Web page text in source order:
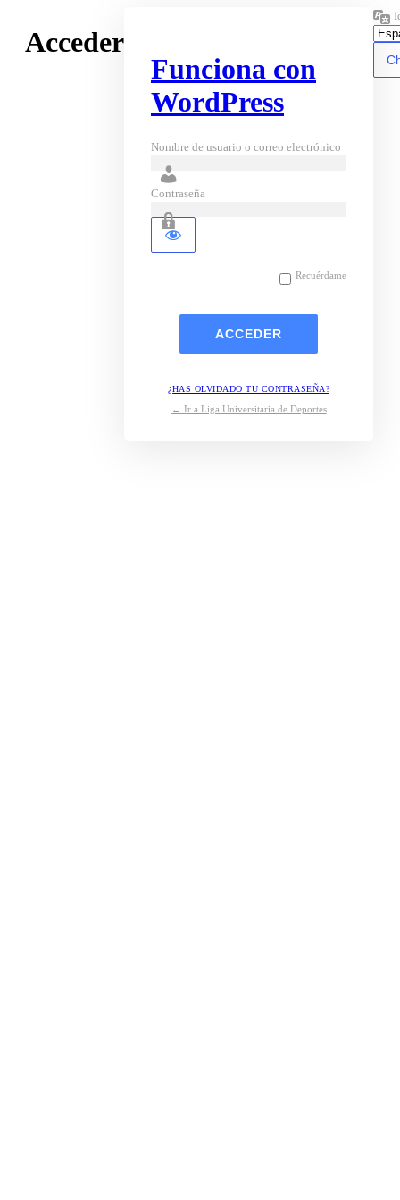
Acceder
Funciona con
WordPress
Nombre de usuario o correo electrónico
Contraseña
Recuérdame
¿HAS OLVIDADO TU CONTRASEÑA?
← Ir a Liga Universitaria de Deportes